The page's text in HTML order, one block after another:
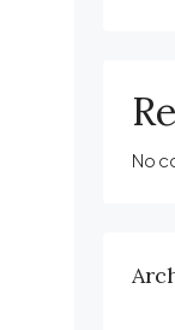
No